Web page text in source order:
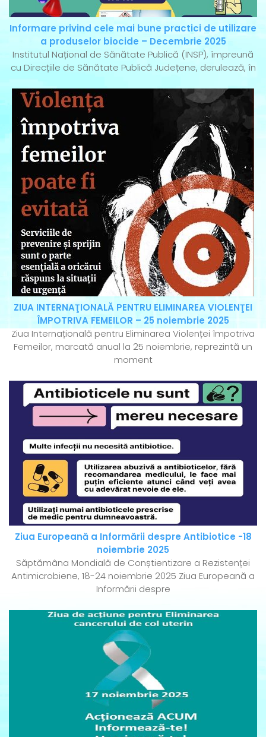
Informare privind cele mai bune practici de utilizare
a produselor biocide – Decembrie 2025
Institutul Național de Sănătate Publică (INSP), împreună
cu Direcțiile de Sănătate Publică Județene, derulează, în
ZIUA INTERNAŢIONALĂ PENTRU ELIMINAREA VIOLENŢEI
ÎMPOTRIVA FEMEILOR – 25 noiembrie 2025
Ziua Internațională pentru Eliminarea Violenței împotriva
Femeilor, marcată anual la 25 noiembrie, reprezintă un
moment
Ziua Europeană a Informării despre Antibiotice -18
noiembrie 2025
Săptămâna Mondială de Conștientizare a Rezistenței
Antimicrobiene, 18-24 noiembrie 2025 Ziua Europeană a
Informării despre